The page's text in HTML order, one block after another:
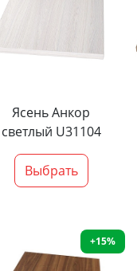
Ясень Анкор
светлый U31104
Выбрать
+15%